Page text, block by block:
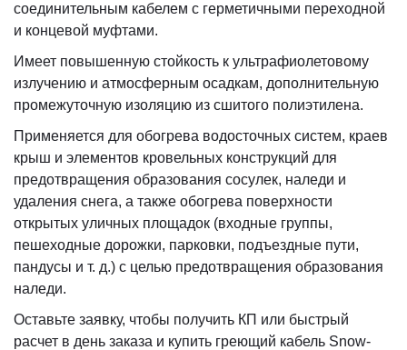
соединительным кабелем с герметичными переходной
и концевой муфтами.
Имеет повышенную стойкость к ультрафиолетовому
излучению и атмосферным осадкам, дополнительную
промежуточную изоляцию из сшитого полиэтилена.
Применяется для обогрева водосточных систем, краев
крыш и элементов кровельных конструкций для
предотвращения образования сосулек, наледи и
удаления снега, а также обогрева поверхности
открытых уличных площадок (входные группы,
пешеходные дорожки, парковки, подъездные пути,
пандусы и т. д.) с целью предотвращения образования
наледи.
Оставьте заявку, чтобы получить КП или быстрый
расчет в день заказа и купить греющий кабель Snow-